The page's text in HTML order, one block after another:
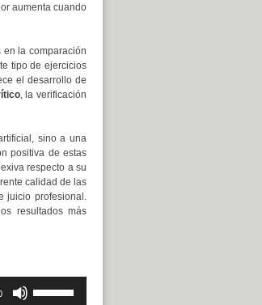
aumenta cuando
en la comparación
tipo de ejercicios
el desarrollo de
, la verificación
sino a una
positiva de estas
respecto a su
calidad de las
juicio profesional.
resultados más
las